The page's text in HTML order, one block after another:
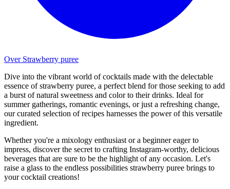
Over Strawberry puree
Dive into the vibrant world of cocktails made with the delectable
essence of strawberry puree, a perfect blend for those seeking to add
a burst of natural sweetness and color to their drinks. Ideal for
summer gatherings, romantic evenings, or just a refreshing change,
our curated selection of recipes harnesses the power of this versatile
ingredient.
Whether you're a mixology enthusiast or a beginner eager to
impress, discover the secret to crafting Instagram-worthy, delicious
beverages that are sure to be the highlight of any occasion. Let's
raise a glass to the endless possibilities strawberry puree brings to
your cocktail creations!